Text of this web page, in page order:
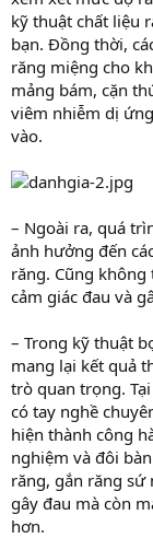
kỹ thuật chất liệu
bạn. Đồng thời,
răng miệng cho
mảng bám, cặn
viêm nhiễm dị
vào.
– Ngoài ra, quá
ảnh hưởng đến
răng. Cũng
cảm giác đau và
– Trong kỹ thuật
mang lại kết quả
trò quan trọng.
có tay nghề
hiện thành công
nghiệm và đôi
răng, gắn răng sứ
gây đau mà còn
hơn.